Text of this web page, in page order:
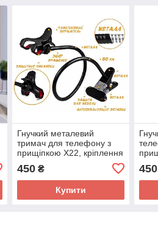
Гнучкий металевий
тримач для телефону з
прищіпкою X22, кріплення
для смартфона на гнучкій
ніжці
450₴
Купити
ніжці
450